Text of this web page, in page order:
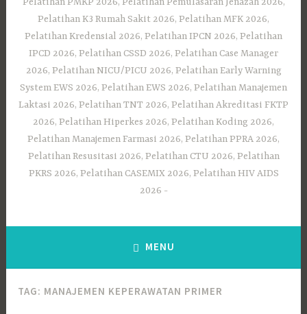
Pelatihan K3 Rumah Sakit 2026, Pelatihan MFK 2026,
Pelatihan Kredensial 2026, Pelatihan IPCN 2026, Pelatihan
IPCD 2026, Pelatihan CSSD 2026, Pelatihan Case Manager
2026, Pelatihan NICU/PICU 2026, Pelatihan Early Warning
System EWS 2026, Pelatihan EWS 2026, Pelatihan Manajemen
Laktasi 2026, Pelatihan TNT 2026, Pelatihan Akreditasi FKTP
2026, Pelatihan Hiperkes 2026, Pelatihan Koding 2026,
Pelatihan Manajemen Farmasi 2026, Pelatihan PPRA 2026,
Pelatihan Resusitasi 2026, Pelatihan CTU 2026, Pelatihan
PKRS 2026, Pelatihan CASEMIX 2026, Pelatihan HIV AIDS
2026
MENU
TAG: MANAJEMEN KEPERAWATAN PRIMER